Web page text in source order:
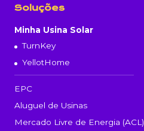
Soluções
Minha Usina Solar
TurnKey
YellotHome
EPC
Aluguel de Usinas
Mercado Livre de Energia (ACL)